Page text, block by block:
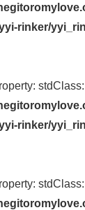
rinker/
rinker/